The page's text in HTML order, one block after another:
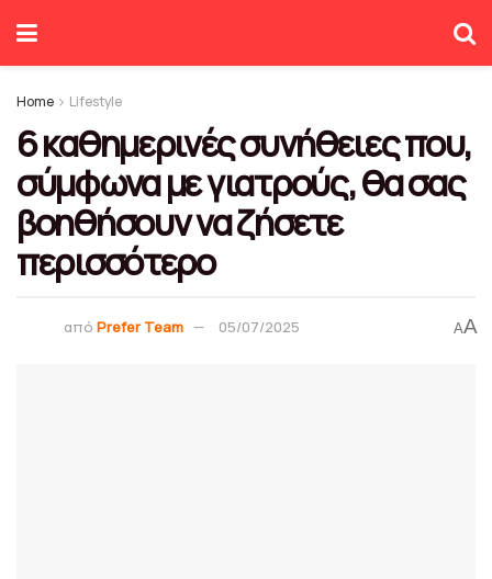
Home Lifestyle
6 καθημερινές συνήθειες που,
σύμφωνα με γιατρούς, θα σας
βοηθήσουν να ζήσετε
περισσότερο
από Prefer Team 05/07/2025 AA